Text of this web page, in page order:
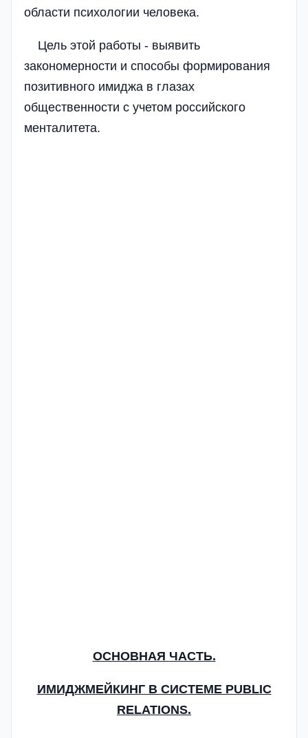
области психологии человека.
Цель этой работы - выявить
закономерности и способы формирования
позитивного имиджа в глазах
общественности с учетом российского
менталитета.
ОСНОВНАЯ ЧАСТЬ.
ИМИДЖМЕЙКИНГ В СИСТЕМЕ PUBLIC
RELATIONS.